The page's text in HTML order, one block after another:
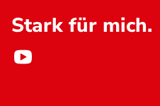
Stark für mich.